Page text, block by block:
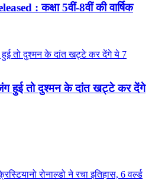
: कक्षा 5वीं-8वीं की वार्षिक
हुई तो दुश्मन के दांत खट्टे कर देंगे